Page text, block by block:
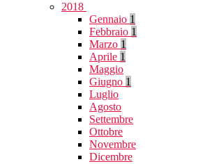
2018
Gennaio 1
Febbraio 1
Marzo 1
Aprile 1
Maggio
Giugno 1
Luglio
Agosto
Settembre
Ottobre
Novembre
Dicembre